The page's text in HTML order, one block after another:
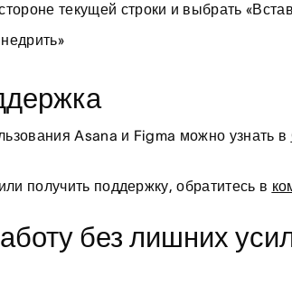
текущей строки и выбрать
Asana и Figma можно узнать в
получить поддержку, обратитесь в
без лишних